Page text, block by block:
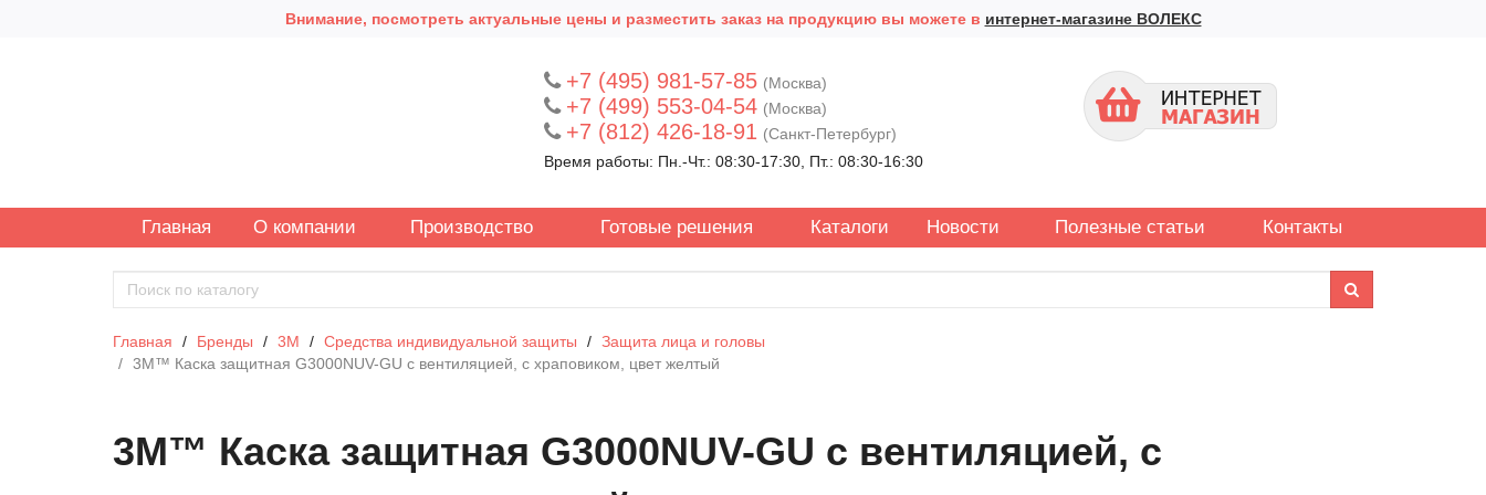
Внимание, посмотреть актуальные цены и разместить заказ на продукцию вы можете в интернет-магазине ВОЛЕКС
+7 (495) 981-57-85 (Москва)
+7 (499) 553-04-54 (Москва)
+7 (812) 426-18-91 (Санкт-Петербург)
Время работы: Пн.-Чт.: 08:30-17:30, Пт.: 08:30-16:30
Главная О компании Производство Готовые решения Каталоги Новости Полезные статьи Контакты
Главная Бренды 3М Средства индивидуальной защиты
Защита лица и головы
3M™ Каска защитная G3000NUV-GU c вентиляцией, с храповиком, цвет желтый
3M™ Каска защитная G3000NUV-GU c вентиляцией, с